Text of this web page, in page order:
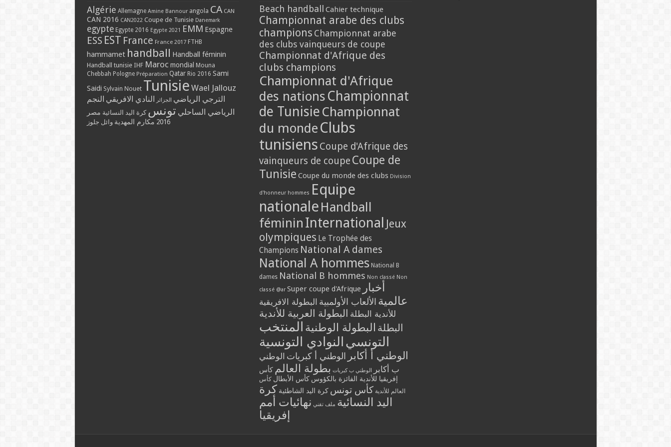
Algérie Allemagne Amine Bannour angola CA CAN
CAN 2016 CAN2022 Coupe de Tunisie Danemark
egypte Egypte 2016 Egypte 2021 EMM Espagne
ESS EST France France 2017 FTHB
hammamet handball Handball féminin
Handball tunisie IHF Maroc mondial Mouna
Chebbah Pologne Préparation Qatar Rio 2016 Sami
Saidi Sylvain Nouet Tunisie Wael Jallouz
الترجي الرياضي الجزائر النادي الافريقي النجم
الرياضي الساحلي تونس كرة اليد النسائية مصر
2016 مكارم المهدية وائل جلوز
Beach handball Cahier technique
Championnat arabe des clubs
champions Championnat arabe
des clubs vainqueurs de coupe
Championnat d'Afrique des
clubs champions
Championnat d'Afrique
des nations Championnat
de Tunisie Championnat
du monde Clubs
tunisiens Coupe d'Afrique des
vainqueurs de coupe Coupe de
Tunisie Coupe du monde des clubs Division
d'honneur hommes Equipe
nationale Handball
féminin International Jeux
olympiques Le Trophée des
Champions National A dames
National A hommes National B
dames National B hommes Non classé Non
classé @ar Super coupe d'Afrique أخبار
عالمية الألعاب الأولمبية البطولة الافريقية
للأندية البطلة البطولة العربية للأندية
البطلة البطولة الوطنية المنتخب
التونسي النوادي التونسية
الوطني أ أكابر الوطني أ كبريات الوطني
ب أكابر
الوطني ب كبريات بطولة العالم كأس
إفريقيا للأندية الفائزة بالكؤوس كأس الأبطال كأس
العالم للأندية كأس تونس كرة اليد الشاطئية كرة
اليد النسائية ملف تقني نهائيات أمم
إفريقيا